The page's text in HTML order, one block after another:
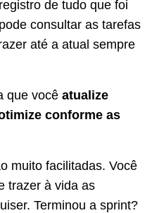
de tudo que foi
consultar as tarefas
até a atual sempre
que você atualize
conforme as
muito facilitadas. Você
trazer à vida as
Terminou a sprint?